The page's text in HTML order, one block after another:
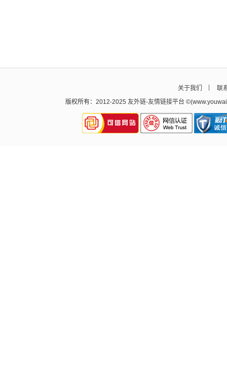
关于我们
联
版权所有：2012-2025 友外链-友情链接平台